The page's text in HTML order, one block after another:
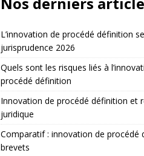
L’innovation de procédé définition
jurisprudence 2026
Quels sont les risques liés à
procédé définition
Innovation de procédé définition et
juridique
Comparatif : innovation de procédé
brevets